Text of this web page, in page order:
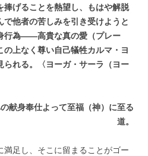
捧げることを熱望し、もはや解脱
他者の苦しみを引き受けようと
行為――高貴な真の愛（プレー
上なく尊い自己犠牲カルマ・ヨ
られる。〈ヨーガ・サーラ（ヨー
献身奉仕よって至福（神）に至る
道。
足し、そこに留まることがゴー